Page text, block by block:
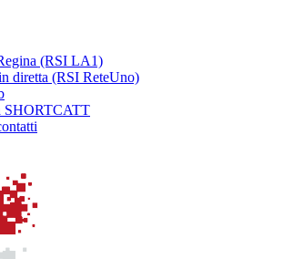
(RSI LA1)
diretta (RSI ReteUno)
SHORTCATT